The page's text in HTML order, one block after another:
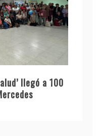
llegó a 100